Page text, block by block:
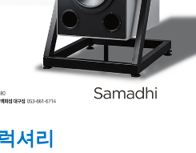
셔리